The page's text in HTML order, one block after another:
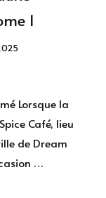
1
Lorsque la
Café, lieu
de Dream
…